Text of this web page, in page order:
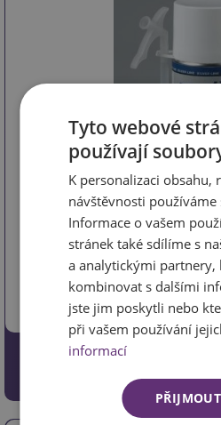
Vlastnosti: kvalitní montážní a
nepoškozující ozón * Použití:
okenních a dveřních rámů,
kabelových průchodů,
145 Kč
Tyto webové
používají
K personalizaci obsahu,
návštěvnosti
Informace o vašem
stránek také sdílíme s
a analytickými partnery,
kombinovat s dalšími
jste jim poskytli nebo
při vašem používání
informací